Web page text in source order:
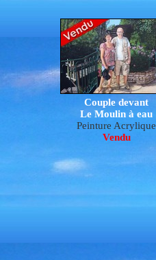
Couple devant
Le Moulin à eau
Peinture Acrylique
Vendu